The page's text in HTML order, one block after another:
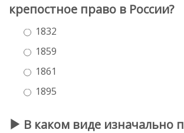
крепостное право в России?
1832
1859
1861
1895
В каком виде изначально